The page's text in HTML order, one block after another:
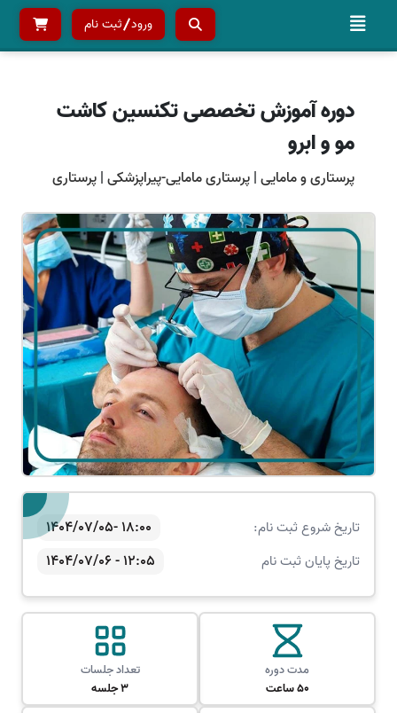
ورود ثبت نام
دوره آموزش تخصصی تکنسین کاشت
مو و ابرو
پرستاری و مامایی|پرستاری مامایی-پیراپزشکی|پرستاری
تاریخ شروع ثبت نام: 18:00 -1404/07/05
تاریخ پایان ثبت نام 12:05 - 1404/07/06
مدت دوره
50 ساعت
تعداد جلسات
3 جلسه